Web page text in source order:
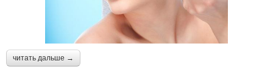
читать дальше →